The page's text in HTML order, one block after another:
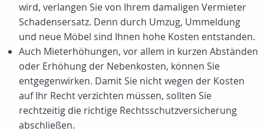
wird, verlangen Sie von Ihrem damaligen Vermieter
Schadensersatz. Denn durch Umzug, Ummeldung
und neue Möbel sind Ihnen hohe Kosten entstanden.
Auch Mieterhöhungen, vor allem in kurzen Abständen
oder Erhöhung der Nebenkosten, können Sie
entgegenwirken. Damit Sie nicht wegen der Kosten
auf Ihr Recht verzichten müssen, sollten Sie
rechtzeitig die richtige Rechtsschutzversicherung
abschließen.